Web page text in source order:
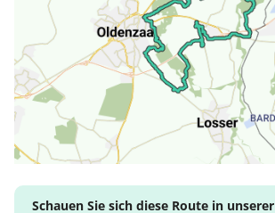
Schauen Sie sich diese Route in unserer